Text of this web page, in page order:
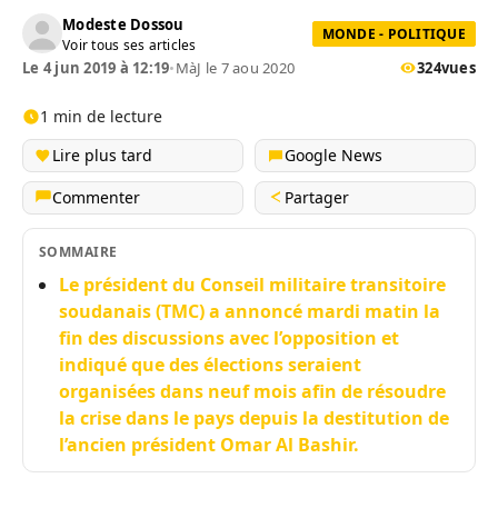
Modeste Dossou
Voir tous ses articles
MONDE - POLITIQUE
Le 4 jun 2019 à 12:19•MàJ le 7 aou 2020 324vues
1 min de lecture
Lire plus tard
Google News
Commenter
Partager
SOMMAIRE
Le président du Conseil militaire transitoire
soudanais (TMC) a annoncé mardi matin la
fin des discussions avec l’opposition et
indiqué que des élections seraient
organisées dans neuf mois afin de résoudre
la crise dans le pays depuis la destitution de
l’ancien président Omar Al Bashir.